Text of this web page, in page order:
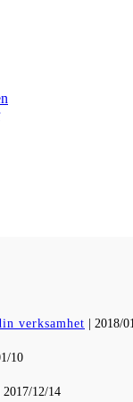
verksamhet | 2018/
10
| 2017/12/14